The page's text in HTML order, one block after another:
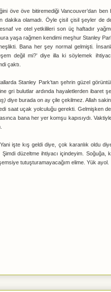
öve öve bitiremediği Vancouver’dan
dakika olamadı. Öyle çisil çisil şeyler de
ve otel yetkilileri son üç haftadır
yaşa rağmen kendimi meşhur Stanley
Bana her şey normal gelmişti.
değil mi?’ diye illa ki söylemek
çaktı.
Stanley Park’tan şehrin güzel
gri bulutlar ardında hayaletlerden ibaret
diye burada on ay çile çekilmez. Allah
saat uçak yolculuğu gerekti. Gelmişken
bana her yer komşu kapısıydı.
işte kış geldi diye, çok karanlık oldu
düzeltme ihtiyacı içindeyim. Soğuğa,
tutuşturamayacağım elime. Yük ayol.